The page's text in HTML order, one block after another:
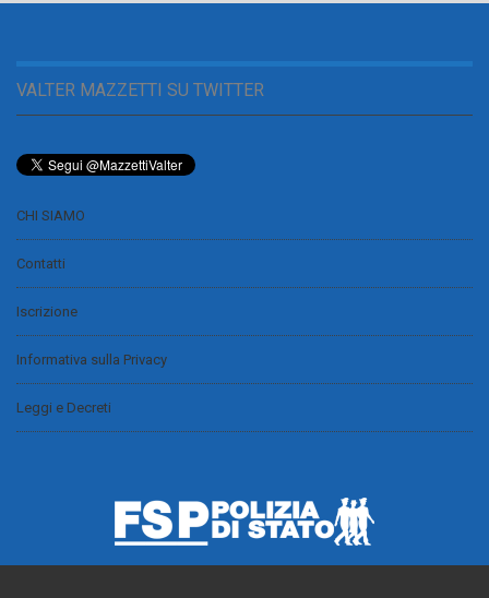
VALTER MAZZETTI SU TWITTER
CHI SIAMO
Contatti
Iscrizione
Informativa sulla Privacy
Leggi e Decreti